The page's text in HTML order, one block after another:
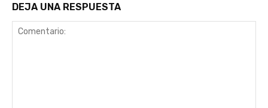
DEJA UNA RESPUESTA